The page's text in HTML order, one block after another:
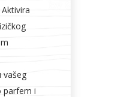
vašeg
parfem i